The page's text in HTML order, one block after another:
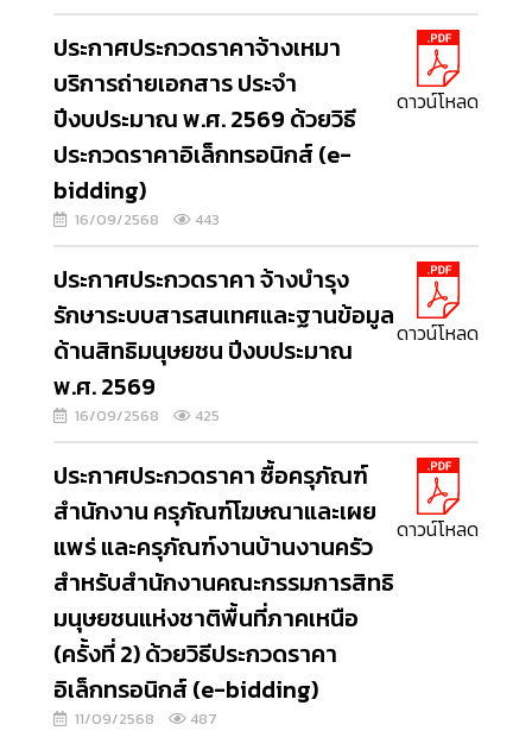
ประกาศประกวดราคาจ้างเหมา
บริการถ่ายเอกสาร ประจำ
ปีงบประมาณ พ.ศ. 2569 ด้วยวิธี
ประกวดราคาอิเล็กทรอนิกส์ (e-
bidding)
16/09/2568 443
ดาวน์โหลด
ประกาศประกวดราคา จ้างบำรุง
รักษาระบบสารสนเทศและฐานข้อมูล
ด้านสิทธิมนุษยชน ปีงบประมาณ
พ.ศ. 2569
16/09/2568 425
ดาวน์โหลด
ประกาศประกวดราคา ซื้อครุภัณฑ์
สำนักงาน ครุภัณฑ์โฆษณาและเผย
แพร่ และครุภัณฑ์งานบ้านงานครัว
สำหรับสำนักงานคณะกรรมการสิทธิ
มนุษยชนแห่งชาติพื้นที่ภาคเหนือ
(ครั้งที่ 2) ด้วยวิธีประกวดราคา
อิเล็กทรอนิกส์ (e-bidding)
11/09/2568 487
ดาวน์โหลด